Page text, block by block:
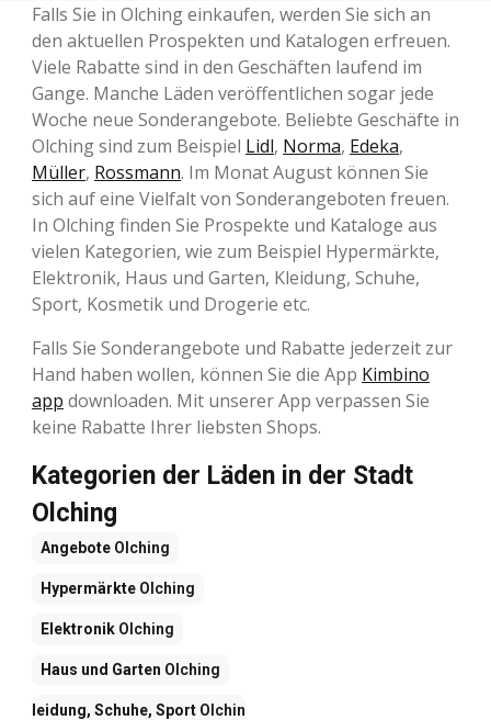
Falls Sie in Olching einkaufen, werden Sie sich an
den aktuellen Prospekten und Katalogen erfreuen.
Viele Rabatte sind in den Geschäften laufend im
Gange. Manche Läden veröffentlichen sogar jede
Woche neue Sonderangebote. Beliebte Geschäfte in
Olching sind zum Beispiel Lidl, Norma, Edeka,
Müller, Rossmann. Im Monat August können Sie
sich auf eine Vielfalt von Sonderangeboten freuen.
In Olching finden Sie Prospekte und Kataloge aus
vielen Kategorien, wie zum Beispiel Hypermärkte,
Elektronik, Haus und Garten, Kleidung, Schuhe,
Sport, Kosmetik und Drogerie etc.
Falls Sie Sonderangebote und Rabatte jederzeit zur
Hand haben wollen, können Sie die App Kimbino
app downloaden. Mit unserer App verpassen Sie
keine Rabatte Ihrer liebsten Shops.
Kategorien der Läden in der Stadt
Olching
Angebote Olching
Hypermärkte Olching
Elektronik Olching
Haus und Garten Olching
Kleidung, Schuhe, Sport Olching